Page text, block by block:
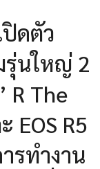
ปิดตัว
รุ่นใหญ่ 2
R The
EOS R5
รทำงาน